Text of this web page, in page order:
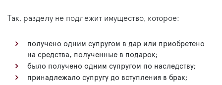
Так, разделу не подлежит имущество, которое:
получено одним супругом в дар или приобретено
на средства, полученные в подарок;
было получено одним супругом по наследству;
принадлежало супругу до вступления в брак;